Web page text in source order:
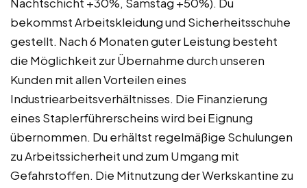
bekommst Arbeitskleidung und Sicherheitsschuhe
gestellt. Nach 6 Monaten guter Leistung besteht
die Möglichkeit zur Übernahme durch unseren
Kunden mit allen Vorteilen eines
Industriearbeitsverhältnisses. Die Finanzierung
eines Staplerführerscheins wird bei Eignung
übernommen. Du erhältst regelmäßige Schulungen
zu Arbeitssicherheit und zum Umgang mit
Gefahrstoffen. Die Mitnutzung der Werkskantine zu